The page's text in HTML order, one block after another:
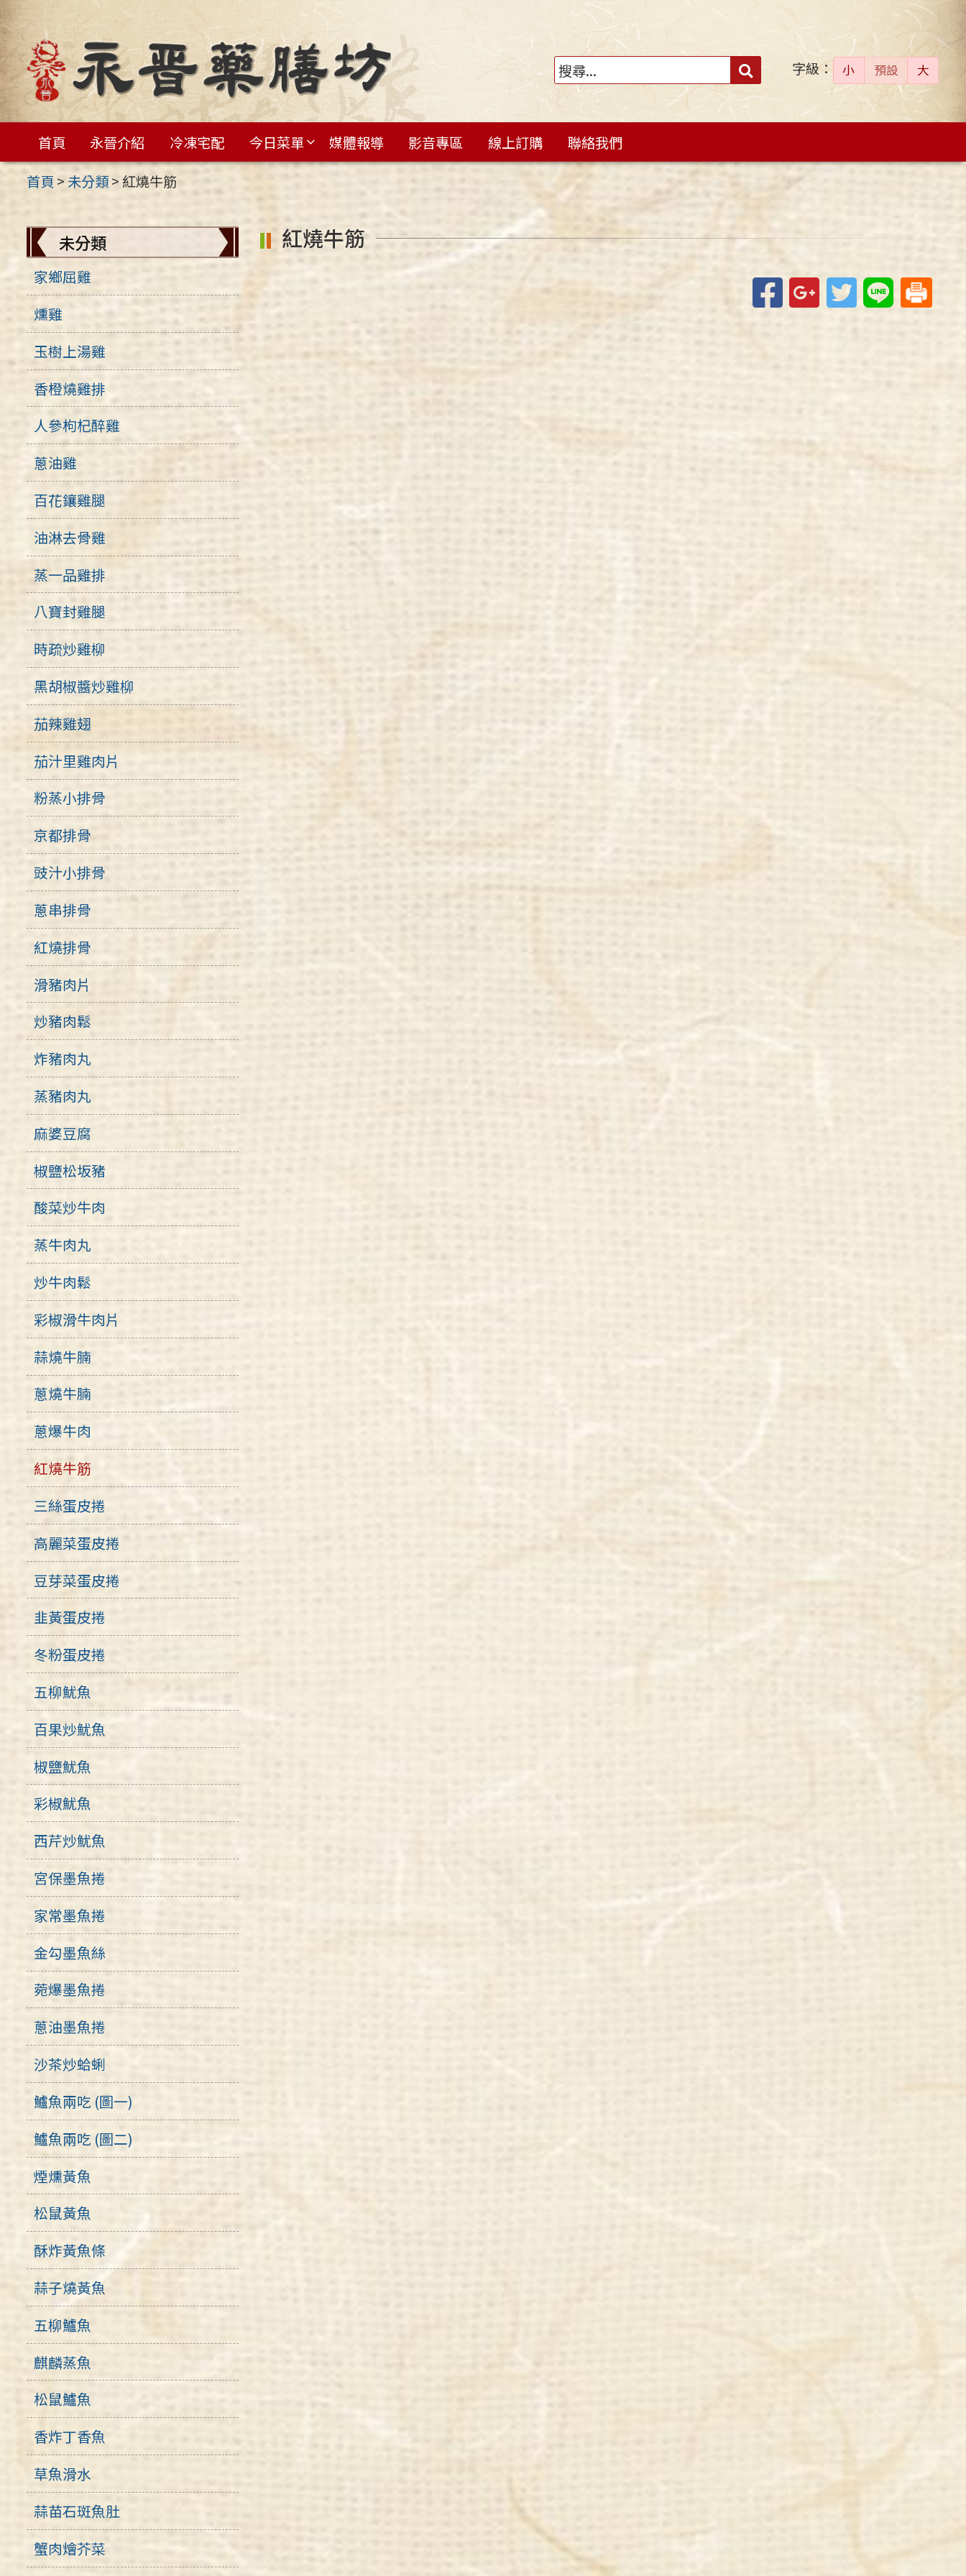
跳
至
主
要
內
區
搜
尋：
送出 字級： 小 預設 大
首頁 永晉介紹 冷凍宅配 今日菜單 媒體報導 影音專區 線上訂購
聯絡我們
首頁 > 未分類> 紅燒牛筋
未分類
家鄉屈雞
燻雞
玉樹上湯雞
香橙燒雞排
人參枸杞醉雞
蔥油雞
百花鑲雞腿
油淋去骨雞
蒸一品雞排
八寶封雞腿
時疏炒雞柳
黑胡椒醬炒雞柳
茄辣雞翅
茄汁里雞肉片
粉蒸小排骨
京都排骨
豉汁小排骨
蔥串排骨
紅燒排骨
滑豬肉片
炒豬肉鬆
炸豬肉丸
蒸豬肉丸
麻婆豆腐
椒鹽松坂豬
酸菜炒牛肉
蒸牛肉丸
炒牛肉鬆
彩椒滑牛肉片
蒜燒牛腩
蔥燒牛腩
蔥爆牛肉
紅燒牛筋
三絲蛋皮捲
高麗菜蛋皮捲
豆芽菜蛋皮捲
韭黃蛋皮捲
冬粉蛋皮捲
五柳魷魚
百果炒魷魚
椒鹽魷魚
彩椒魷魚
西芹炒魷魚
宮保墨魚捲
家常墨魚捲
金勾墨魚絲
菀爆墨魚捲
蔥油墨魚捲
沙茶炒蛤蜊
鱸魚兩吃 (圖一)
鱸魚兩吃 (圖二)
煙燻黃魚
松鼠黃魚
酥炸黃魚條
蒜子燒黃魚
五柳鱸魚
麒麟蒸魚
松鼠鱸魚
香炸丁香魚
草魚滑水
蒜苗石斑魚肚
蟹肉燴芥菜
紅燒牛筋
FacebookGoogle+TwitterLine